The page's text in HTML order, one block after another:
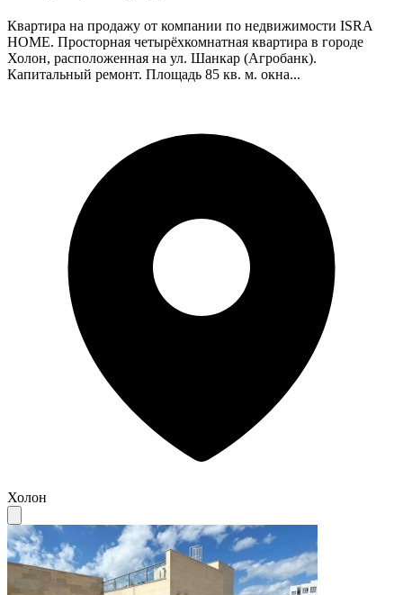
Квартира на продажу от компании по недвижимости ISRA
HOME. Просторная четырёхкомнатная квартира в городе
Холон, расположенная на ул. Шанкар (Агробанк).
Капитальный ремонт. Площадь 85 кв. м. окна...
Холон